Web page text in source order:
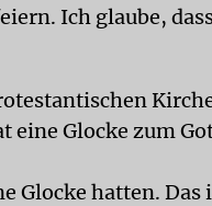
Ich glaube,
eine Glocke zum
Glocke hatten. Das